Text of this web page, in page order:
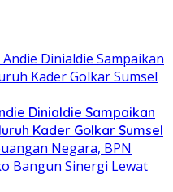
Dinialdie Sampaikan
Kader Golkar Sumsel